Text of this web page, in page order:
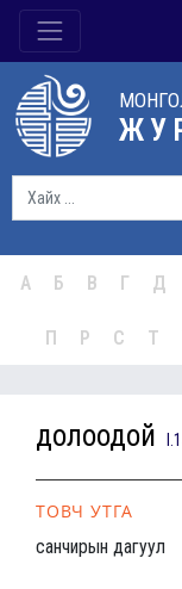
А Б В Г Д
П Р С Т
долоодой
ТОВЧ УТГА
санчирын дагуул